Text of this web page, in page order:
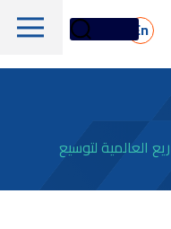
En
العالمية لتوسيع